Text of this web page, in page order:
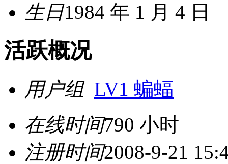
生日1984 年 1 月 4 日
活跃概况
用户组 LV1 蝙蝠
在线时间790 小时
注册时间2008-9-21